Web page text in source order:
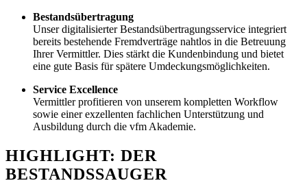
Bestandsübertragung
Unser digitalisierter Bestandsübertragungsservice integriert
bereits bestehende Fremdverträge nahtlos in die Betreuung
Ihrer Vermittler. Dies stärkt die Kundenbindung und bietet
eine gute Basis für spätere Umdeckungsmöglichkeiten.
Service Excellence
Vermittler profitieren von unserem kompletten Workflow
sowie einer exzellenten fachlichen Unterstützung und
Ausbildung durch die vfm Akademie.
HIGHLIGHT: DER
BESTANDSSAUGER